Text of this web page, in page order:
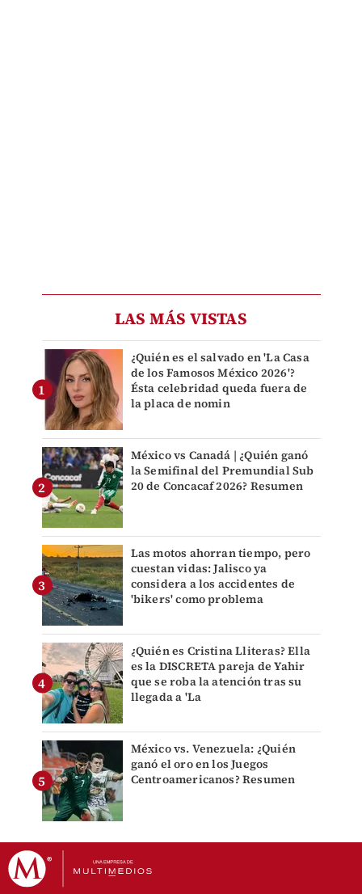
LAS MÁS VISTAS
¿Quién es el salvado en 'La Casa
de los Famosos México 2026'?
Ésta celebridad queda fuera de
la placa de nomin
México vs Canadá | ¿Quién ganó
la Semifinal del Premundial Sub
20 de Concacaf 2026? Resumen
Las motos ahorran tiempo, pero
cuestan vidas: Jalisco ya
considera a los accidentes de
'bikers' como problema
¿Quién es Cristina Lliteras? Ella
es la DISCRETA pareja de Yahir
que se roba la atención tras su
llegada a 'La
México vs. Venezuela: ¿Quién
ganó el oro en los Juegos
Centroamericanos? Resumen